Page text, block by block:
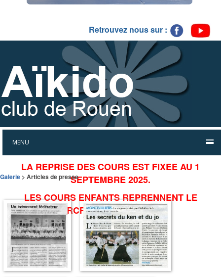
Retrouvez nous sur :
MENU
LA REPRISE DES COURS EST FIXEE AU 1
SEPTEMBRE 2025.
LES COURS ENFANTS REPRENNENT LE
MERCREDI 3 SEPTEMBRE.
Galerie > Articles de presse